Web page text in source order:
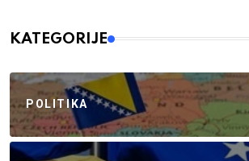
KATEGORIJE
POLITIKA